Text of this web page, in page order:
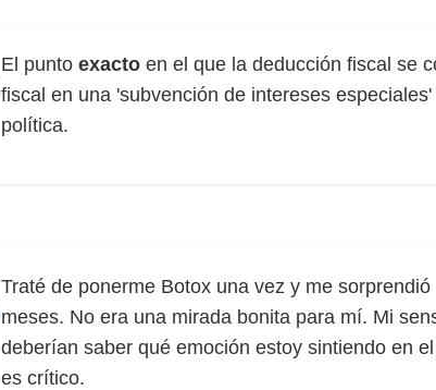
El punto exacto en el que la deducción fiscal se
fiscal en una 'subvención de intereses
política.
Traté de ponerme Botox una vez y me
meses. No era una mirada bonita para mí. Mi
deberían saber qué emoción estoy sintiendo en
es crítico.